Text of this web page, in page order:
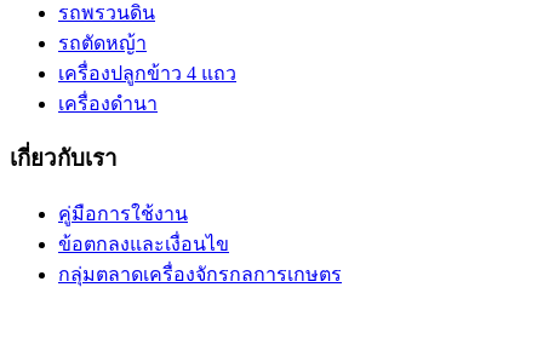
รถพรวนดิน
รถตัดหญ้า
เครื่องปลูกข้าว 4 แถว
เครื่องดำนา
เกี่ยวกับเรา
คู่มือการใช้งาน
ข้อตกลงและเงื่อนไข
กลุ่มตลาดเครื่องจักรกลการเกษตร